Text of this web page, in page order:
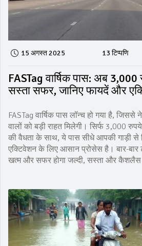
15 अगस्त 2025 13 टिप्पणि
FASTag वार्षिक पास: अब
सस्ता सफर, जानिए फायदें और
FASTag वार्षिक पास लॉन्च हो गया है,
वालों को बड़ी राहत मिलेगी। सिर्फ 3,000
की वैधता के साथ, ये पास सीधे आपकी गाड़ी
एक्टिवेशन के लिए आसान प्रोसेस है। बार-
खत्म और सफर होगा जल्दी, सस्ता और